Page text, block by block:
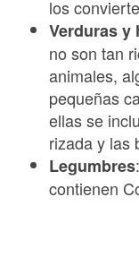
los
Verduras y
no son tan
animales,
pequeñas
ellas se
rizada y las
Legumbres
contienen